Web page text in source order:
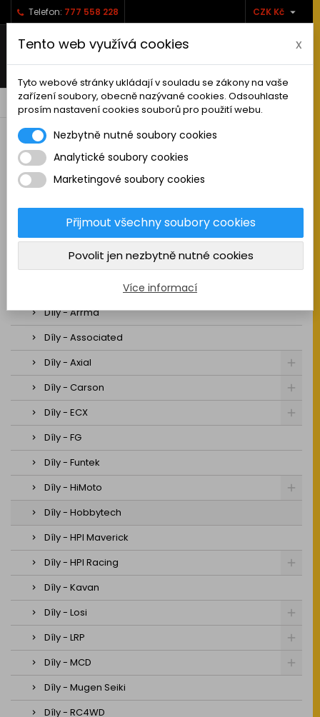
Telefon: 777 558 228 CZK Kč 
   shopping_cart0
RC AUTA
Sestavená auta elektro
Stavebnice aut elektro
Auta na spalovací motor
Náhradní díly
Díly - Arrma
Díly - Associated
Díly - Axial
Díly - Carson
Díly - ECX
Díly - FG
Díly - Funtek
Díly - HiMoto
Díly - Hobbytech
Díly - HPI Maverick
Díly - HPI Racing
Díly - Kavan
Díly - Losi
Díly - LRP
Díly - MCD
Díly - Mugen Seiki
Díly - RC4WD
Tento web využívá cookies x
Tyto webové stránky ukládají v souladu se zákony na vaše
zařízení soubory, obecně nazývané cookies. Odsouhlaste
prosím nastavení cookies souborů pro použití webu.
Nezbytně nutné soubory cookies
Analytické soubory cookies
Marketingové soubory cookies
Přijmout všechny soubory cookies
Povolit jen nezbytně nutné cookies
Více informací